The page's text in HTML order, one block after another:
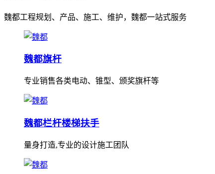
魏都工程规划、产品、施工、维护，魏都一站式服务
魏都旗杆
专业销售各类电动、锥型、颁奖旗杆等
魏都栏杆楼梯扶手
量身打造,专业的设计施工团队